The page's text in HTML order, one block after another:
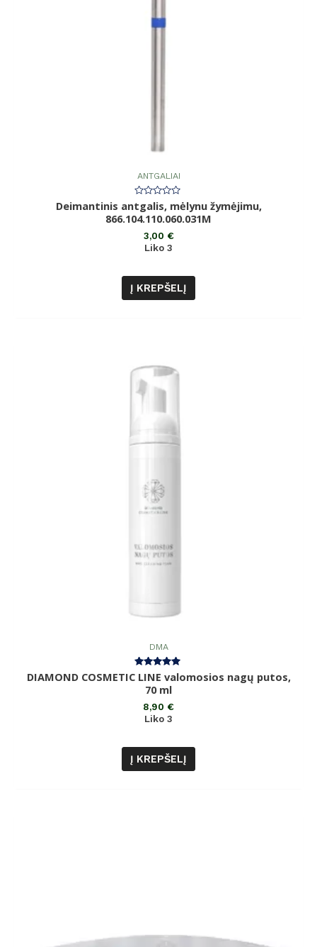
ANTGALIAI
Įvertinimas:
0
iš
Deimantinis antgalis, mėlynu žymėjimu,
866.104.110.060.031M
3,00 €
Liko 3
Į KREPŠELĮ
DMA
Įvertinimas:
5.00
iš 5
DIAMOND COSMETIC LINE valomosios nagų putos,
70 ml
8,90 €
Liko 3
Į KREPŠELĮ